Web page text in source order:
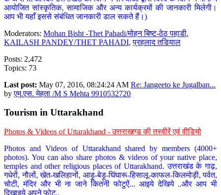
आयोजित सांस्कृतिक, सामाजिक और अन्य कार्यक्रमों की जानकारी मिलेगी।
आप भी यहाँ इससे संबंधित जानकारी डाल सकते हैं।)
Moderators: Mohan Bisht -Thet Pahadi/मोहन बिष्ट-ठेठ पहाडी,
KAILASH PANDEY/THET PAHADI,प्रहलाद तडियाल
Posts: 2,472
Topics: 73
Last post: May 07, 2016, 08:24:24 AM Re: Jangeeto ke Jugalban...
byएम.एस. मेहता /M S Mehta 9910532720
Tourism in Uttarakhand
Photos & Videos of Uttarakhand - उत्तराखण्ड की तस्वीरें एवं वीडियो
Photos and Videos of Uttarakhand shared by members (4000+
photos). You can also share photos & videos of your native place,
temples and other religious places of Uttarakhand. उत्तराखंड के गाढ़,
गधेरों, नौलों, खेत-खलिहानों, आड़ू-बेड़ू-घिंघारू-हिसालू-काफल-किलमोड़ी, पर्वत,
चोटी, मंदिर और भी ना जाने कितनी फोटुऐं... आइये देखिये ..और आप भी
दिखाइये अपने फोटू..